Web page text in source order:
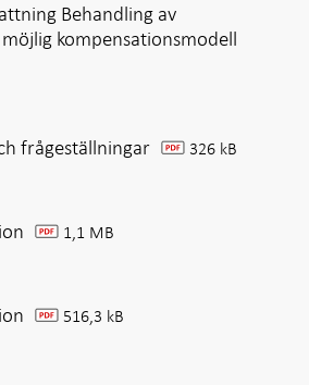
Behandling av
kompensationsmodell
frågeställningar pdf 326 kB
pdf 1,1 MB
pdf 516,3 kB